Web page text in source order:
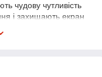
чудову чутливість
і захищають екран